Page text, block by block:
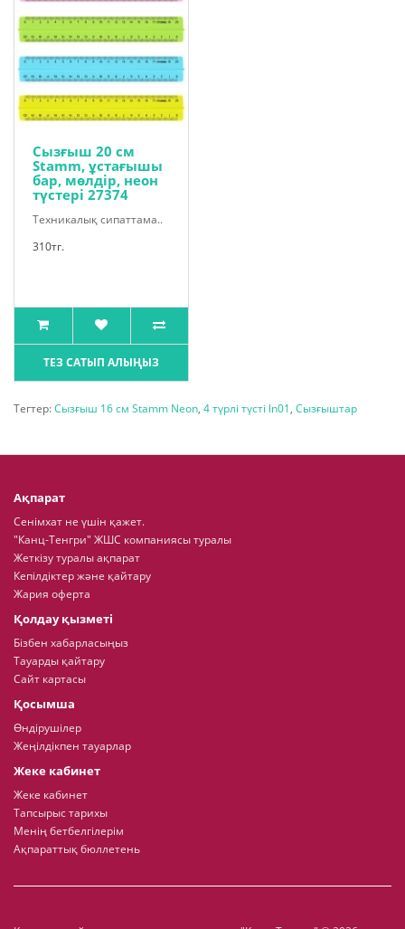
Сызғыш 20 см
Stamm, ұстағышы
бар, мөлдір, неон
түстері 27374
Техникалық сипаттама..
310тг.
ТЕЗ САТЫП АЛЫҢЫЗ
Тегтер:Сызғыш 16 см Stamm Neon, 4 түрлі түсті ln01, Сызғыштар
Ақпарат
Сенімхат не үшін қажет.
"Канц-Тенгри" ЖШС компаниясы туралы
Жеткізу туралы ақпарат
Кепілдіктер және қайтару
Жария оферта
Қолдау қызметі
Бізбен хабарласыңыз
Тауарды қайтару
Сайт картасы
Қосымша
Өндірушілер
Жеңілдікпен тауарлар
Жеке кабинет
Жеке кабинет
Тапсырыс тарихы
Менің бетбелгілерім
Ақпараттық бюллетень